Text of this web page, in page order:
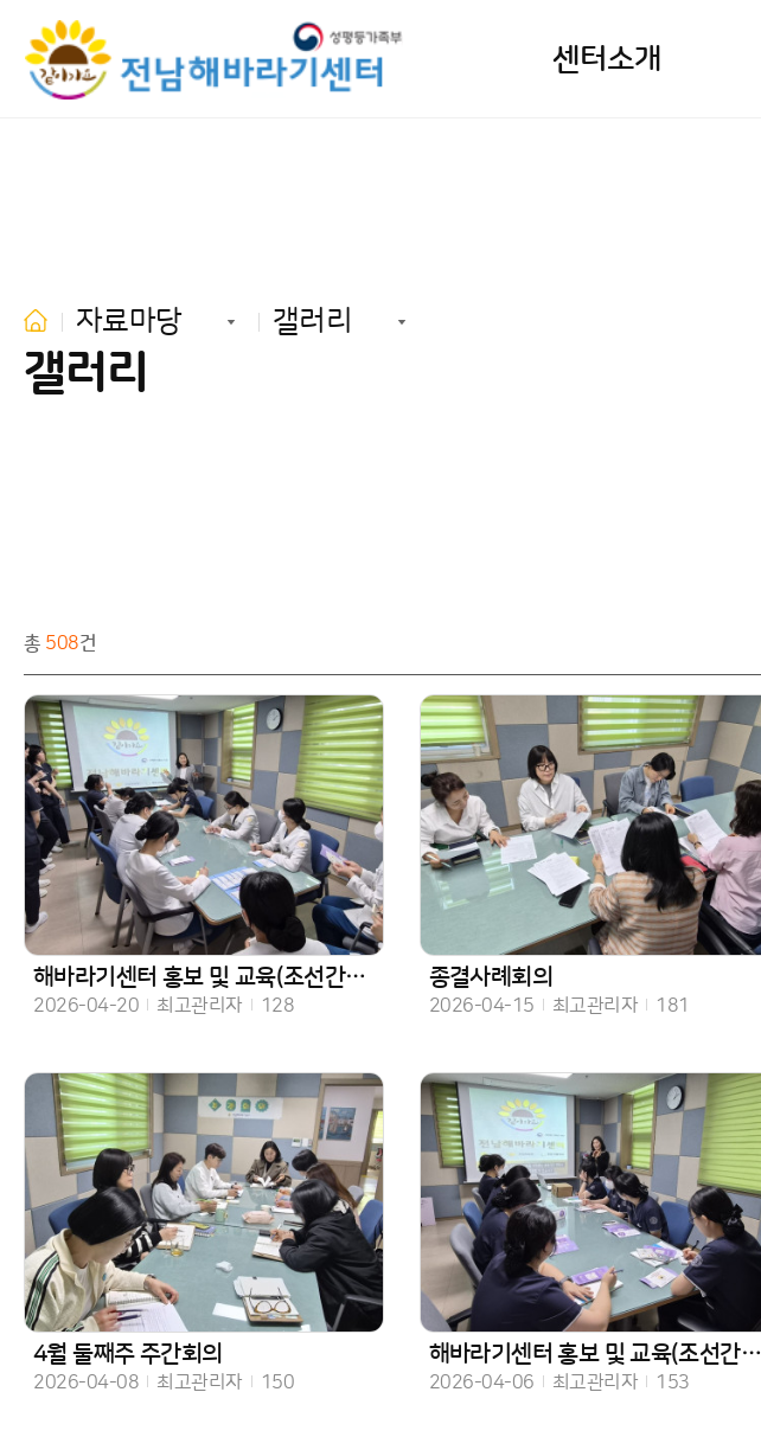
센터소개
갤러리
자료마당 갤러리
총 508건
해바라기센터 홍보 및 교육(조선간호대, 호남대 간호실습생)
작성일
2026-04-20
작성자
최고관리자
조회수
128
종결사례회의
작성일
2026-04-15
작성자
최고관리자
조회수
181
4월 둘째주 주간회의
작성일
2026-04-08
작성자
최고관리자
조회수
150
해바라기센터 홍보 및 교육(조선간호대실습생)
작성일
2026-04-06
작성자
최고관리자
조회수
153